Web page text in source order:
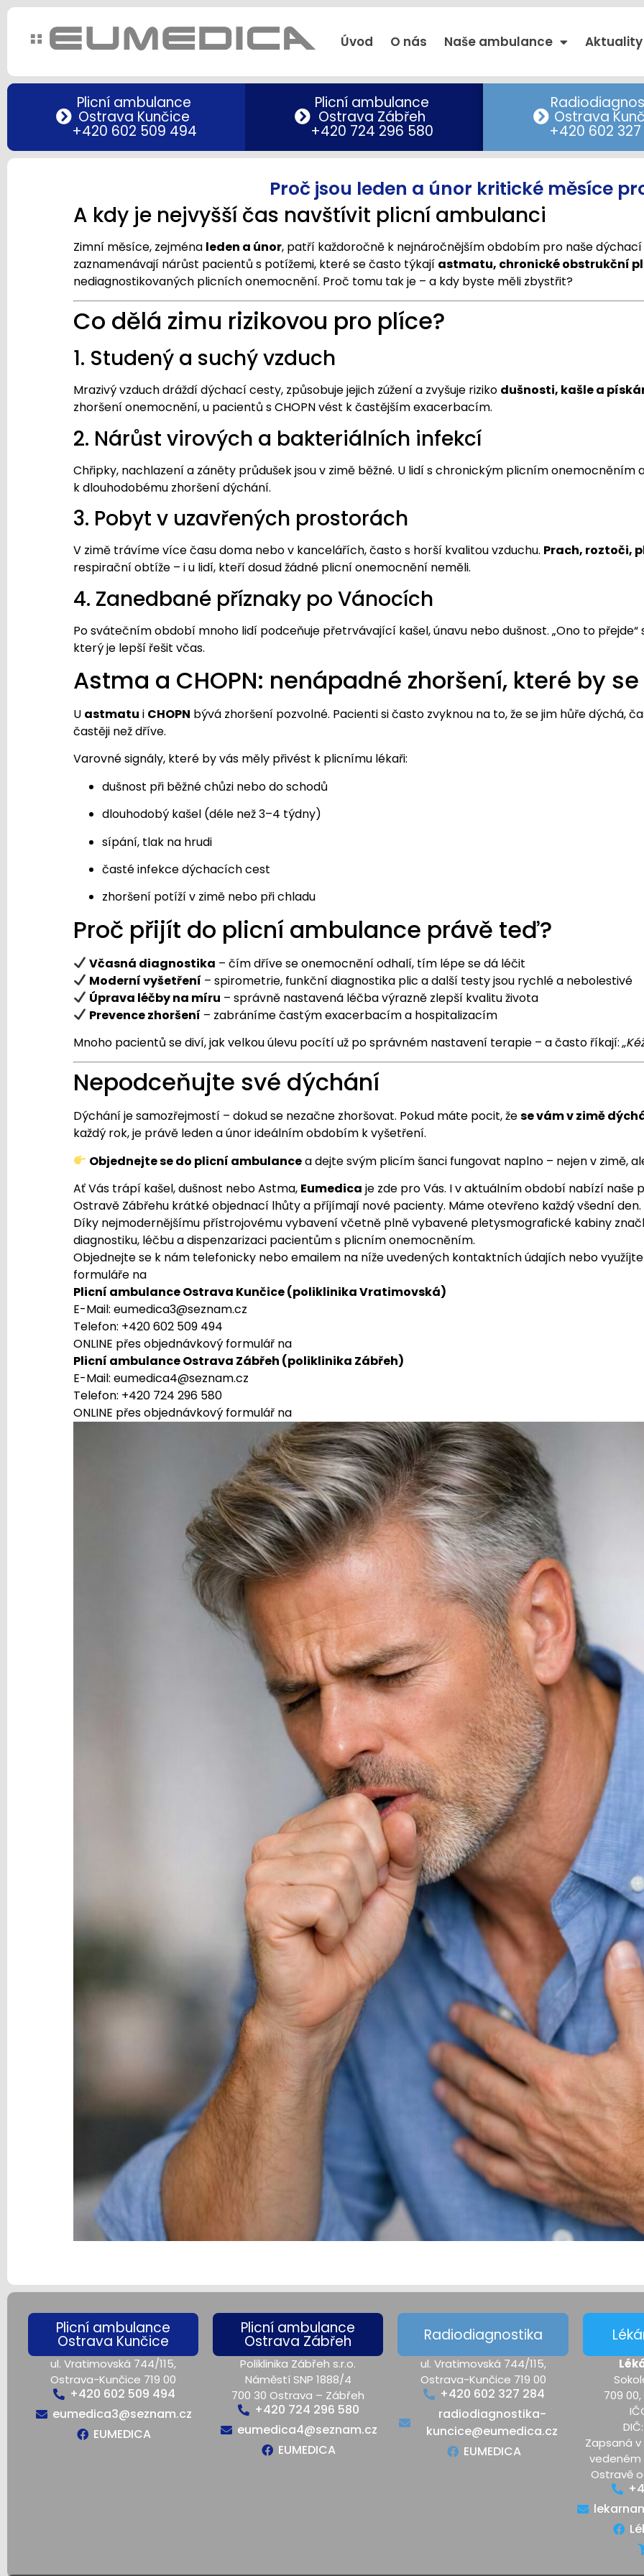
Úvod O nás Naše ambulance Aktuality
Plicní ambulance
Ostrava Kunčice
+420 602 509 494
Plicní ambulance
Ostrava Zábřeh
+420 724 296 580
Ostrava
+420 602
Proč jsou leden a únor kritické měsíce
A kdy je nejvyšší čas navštívit plicní ambulanci
Zimní měsíce, zejména leden a únor, patří každoročně k nejnáročnějším obdobím pro naše
zaznamenávají nárůst pacientů s potížemi, které se často týkají astmatu, chronické obstrukční
nediagnostikovaných plicních onemocnění. Proč tomu tak je – a kdy byste měli zbystřit?
Co dělá zimu rizikovou pro plíce?
1. Studený a suchý vzduch
Mrazivý vzduch dráždí dýchací cesty, způsobuje jejich zúžení a zvyšuje riziko dušnosti, kašle a
zhoršení onemocnění, u pacientů s CHOPN vést k častějším exacerbacím.
2. Nárůst virových a bakteriálních infekcí
Chřipky, nachlazení a záněty průdušek jsou v zimě běžné. U lidí s chronickým plicním
k dlouhodobému zhoršení dýchání.
3. Pobyt v uzavřených prostorách
V zimě trávíme více času doma nebo v kancelářích, často s horší kvalitou vzduchu. Prach, roztoči,
respirační obtíže – i u lidí, kteří dosud žádné plicní onemocnění neměli.
4. Zanedbané příznaky po Vánocích
Po svátečním období mnoho lidí podceňuje přetrvávající kašel, únavu nebo dušnost. „Ono to
který je lepší řešit včas.
Astma a CHOPN: nenápadné zhoršení, které by
U astmatu i CHOPN bývá zhoršení pozvolné. Pacienti si často zvyknou na to, že se jim hůře dýchá,
častěji než dříve.
Varovné signály, které by vás měly přivést k plicnímu lékaři:
dušnost při běžné chůzi nebo do schodů
dlouhodobý kašel (déle než 3–4 týdny)
sípání, tlak na hrudi
časté infekce dýchacích cest
zhoršení potíží v zimě nebo při chladu
Proč přijít do plicní ambulance právě teď?
Včasná diagnostika – čím dříve se onemocnění odhalí, tím lépe se dá léčit
Moderní vyšetření – spirometrie, funkční diagnostika plic a další testy jsou rychlé a nebolestivé
Úprava léčby na míru – správně nastavená léčba výrazně zlepší kvalitu života
Prevence zhoršení – zabráníme častým exacerbacím a hospitalizacím
Mnoho pacientů se diví, jak velkou úlevu pocítí už po správném nastavení terapie – a často říkají:
Nepodceňujte své dýchání
Dýchání je samozřejmostí – dokud se nezačne zhoršovat. Pokud máte pocit, žese vám v zimě
každý rok, je právě leden a únor ideálním obdobím k vyšetření.
Objednejte se do plicní ambulancea dejte svým plicím šanci fungovat naplno – nejen v zimě,
Ať Vás trápí kašel, dušnost nebo Astma, Eumedica je zde pro Vás. I v aktuálním období nabízí
Ostravě Zábřehu krátké objednací lhůty a příjímají nové pacienty. Máme otevřeno každý všední den.
Díky nejmodernějšímu přístrojovému vybavení včetně plně vybavené pletysmografické kabiny
diagnostiku, léčbu a dispenzarizaci pacientům s plicním onemocněním.
Objednejte se k nám telefonicky nebo emailem na níže uvedených kontaktních údajích nebo využíjte
formuláře na
Plicní ambulance Ostrava Kunčice (poliklinika Vratimovská)
E-Mail: eumedica3@seznam.cz
Telefon: +420 602 509 494
ONLINE přes objednávkový formulář na
Plicní ambulance Ostrava Zábřeh (poliklinika Zábřeh)
E-Mail: eumedica4@seznam.cz
Telefon: +420 724 296 580
ONLINE přes objednávkový formulář na
Plicní ambulance
Ostrava Kunčice
ul. Vratimovská 744/115,
Ostrava-Kunčice 719 00
+420 602 509 494
eumedica3@seznam.cz
EUMEDICA
Plicní ambulance
Ostrava Zábřeh
Poliklinika Zábřeh s.r.o.
Náměstí SNP 1888/4
700 30 Ostrava – Zábřeh
+420 724 296 580
eumedica4@seznam.cz
EUMEDICA
Radiodiagnostika
ul. Vratimovská 744/115,
Ostrava-Kunčice 719 00
+420 602 327 284
radiodiagnostika-
kuncice@eumedica.cz
EUMEDICA
709
Zapsaná
vedeném
Ostravě